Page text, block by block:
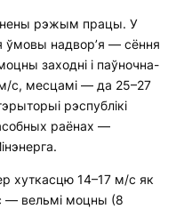
рэжым працы. У
ўмовы надвор’я — сёння
заходні і паўночна-
с, месцамі — да 25–27
рэспублікі
раёнах —
хуткасцю 14–17 м/с як
— вельмі моцны (8